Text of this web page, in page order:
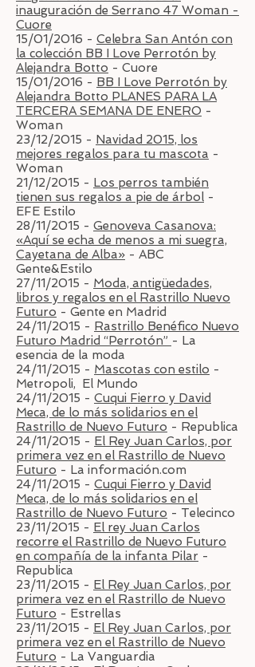
inauguración de Serrano 47 Woman -
Cuore
15/01/2016 - Celebra San Antón con
la colección BB I Love Perrotón by
Alejandra Botto - Cuore
15/01/2016 - BB I Love Perrotón by
Alejandra Botto PLANES PARA LA
TERCERA SEMANA DE ENERO -
Woman
23/12/2015 - Navidad 2015, los
mejores regalos para tu mascota -
Woman
21/12/2015 - Los perros también
tienen sus regalos a pie de árbol -
EFE Estilo
28/11/2015 - Genoveva Casanova:
«Aquí se echa de menos a mi suegra,
Cayetana de Alba» - ABC
Gente&Estilo
27/11/2015 - Moda, antigüedades,
libros y regalos en el Rastrillo Nuevo
Futuro - Gente en Madrid
24/11/2015 - Rastrillo Benéfico Nuevo
Futuro Madrid “Perrotón” - La
esencia de la moda
24/11/2015 - Mascotas con estilo -
Metropoli, El Mundo
24/11/2015 - Cuqui Fierro y David
Meca, de lo más solidarios en el
Rastrillo de Nuevo Futuro - Republica
24/11/2015 - El Rey Juan Carlos, por
primera vez en el Rastrillo de Nuevo
Futuro - La información.com
24/11/2015 - Cuqui Fierro y David
Meca, de lo más solidarios en el
Rastrillo de Nuevo Futuro - Telecinco
23/11/2015 - El rey Juan Carlos
recorre el Rastrillo de Nuevo Futuro
en compañía de la infanta Pilar -
Republica
23/11/2015 - El Rey Juan Carlos, por
primera vez en el Rastrillo de Nuevo
Futuro - Estrellas
23/11/2015 - El Rey Juan Carlos, por
primera vez en el Rastrillo de Nuevo
Futuro - La Vanguardia